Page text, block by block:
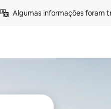
Algumas informações foram